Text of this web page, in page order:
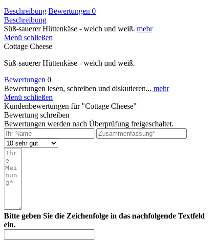
Beschreibung Bewertungen 0
Beschreibung
Süß-sauerer Hüttenkäse - weich und weiß. mehr
Menü schließen
Cottage Cheese
Süß-sauerer Hüttenkäse - weich und weiß.
Bewertungen 0
Bewertungen lesen, schreiben und diskutieren... mehr
Menü schließen
Kundenbewertungen für "Cottage Cheese"
Bewertung schreiben
Bewertungen werden nach Überprüfung freigeschaltet.
Bitte geben Sie die Zeichenfolge in das nachfolgende Textfeld
ein.